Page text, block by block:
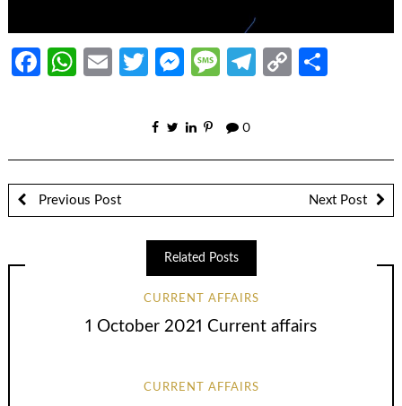
Facebook
WhatsApp
EmailTwitter
Messenger
Message
Telegram
Copy
0
Previous Post Next Post
Related Posts
CURRENT AFFAIRS
1 October 2021 Current affairs
CURRENT AFFAIRS